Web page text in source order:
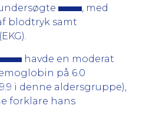
, med
blodtryk samt
havde en moderat
på 6.0
i denne aldersgruppe),
forklare hans